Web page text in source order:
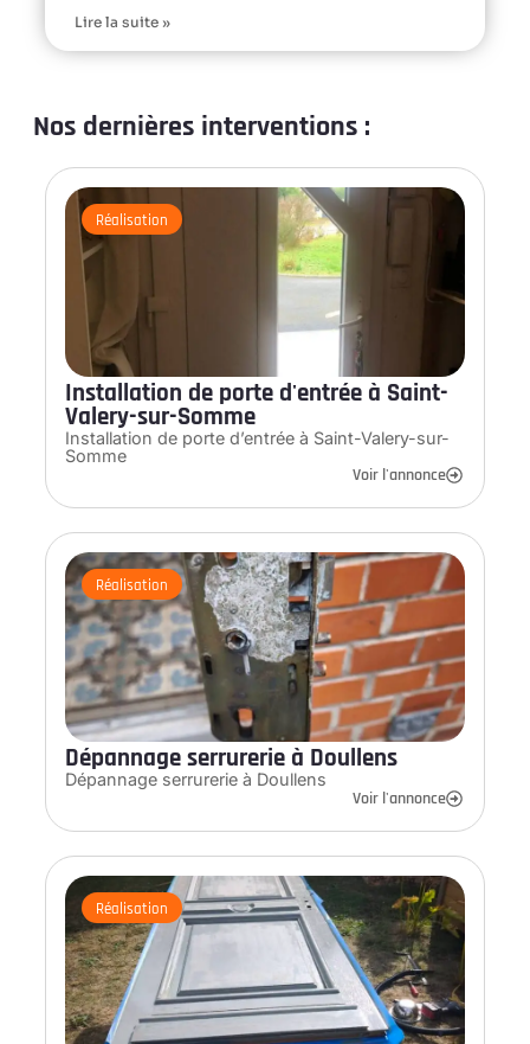
Lire la suite »
Nos dernières interventions :
Réalisation
Installation de porte d'entrée à Saint-
Valery-sur-Somme
Installation de porte d’entrée à Saint-Valery-sur-
Somme
Voir l'annonce
Réalisation
Dépannage serrurerie à Doullens
Dépannage serrurerie à Doullens
Voir l'annonce
Réalisation